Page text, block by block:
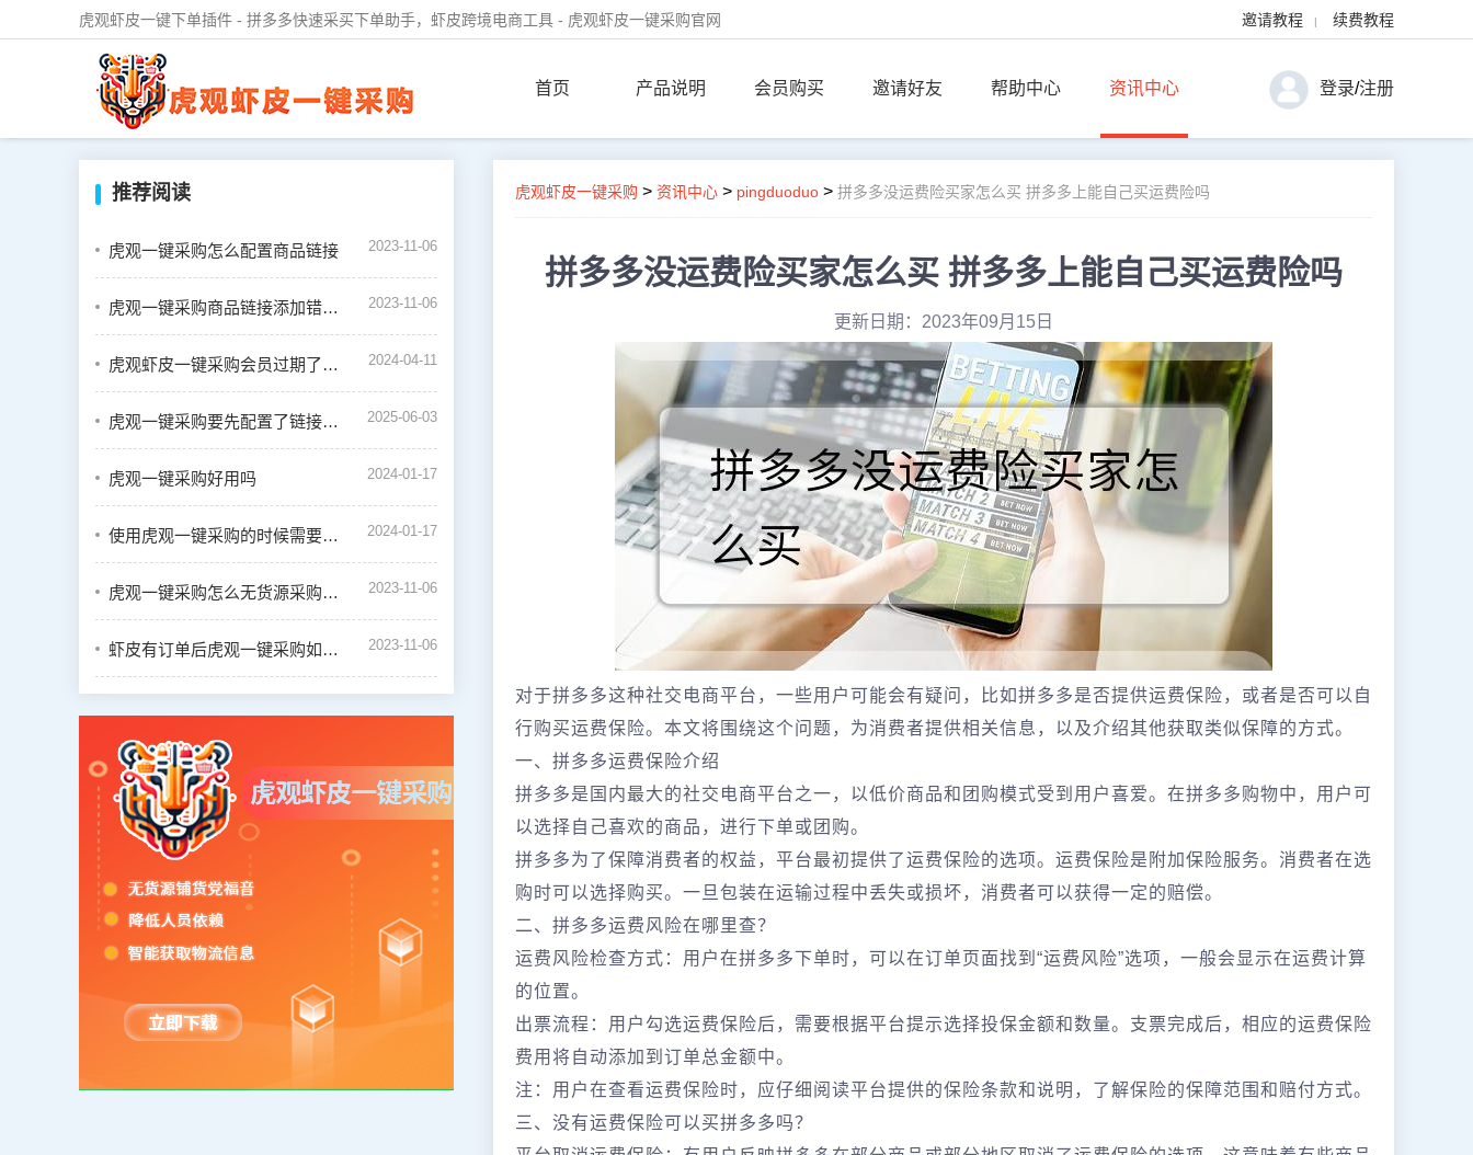
虎观虾皮一键下单插件 - 拼多多快速采买下单助手，虾皮跨境电商工具 - 虎观虾皮一键采购官网 邀请教程 | 续费教程
首页 产品说明 会员购买 邀请好友 帮助中心 资讯中心 登录/注册
推荐阅读
虎观一键采购怎么配置商品链接 2023-11-06
虎观一键采购商品链接添加错误怎么办 2023-11-06
虎观虾皮一键采购会员过期了怎么续费 2024-04-11
虎观一键采购要先配置了链接才能一键下单吗 2025-06-03
虎观一键采购好用吗 2024-01-17
使用虎观一键采购的时候需要绑定虾皮店铺吗 2024-01-17
虎观一键采购怎么无货源采购虾皮订单 2023-11-06
虾皮有订单后虎观一键采购如何下单 2023-11-06
虎观虾皮一键采购 > 资讯中心 > pingduoduo > 拼多多没运费险买家怎么买 拼多多上能自己买运费险吗
拼多多没运费险买家怎么买 拼多多上能自己买运费险吗
更新日期：2023年09月15日
对于拼多多这种社交电商平台，一些用户可能会有疑问，比如拼多多是否提供运费保险，或者是否可以自
行购买运费保险。本文将围绕这个问题，为消费者提供相关信息，以及介绍其他获取类似保障的方式。
一、拼多多运费保险介绍
拼多多是国内最大的社交电商平台之一，以低价商品和团购模式受到用户喜爱。在拼多多购物中，用户可
以选择自己喜欢的商品，进行下单或团购。
拼多多为了保障消费者的权益，平台最初提供了运费保险的选项。运费保险是附加保险服务。消费者在选
购时可以选择购买。一旦包装在运输过程中丢失或损坏，消费者可以获得一定的赔偿。
二、拼多多运费风险在哪里查？
运费风险检查方式：用户在拼多多下单时，可以在订单页面找到“运费风险”选项，一般会显示在运费计算
的位置。
出票流程：用户勾选运费保险后，需要根据平台提示选择投保金额和数量。支票完成后，相应的运费保险
费用将自动添加到订单总金额中。
注：用户在查看运费保险时，应仔细阅读平台提供的保险条款和说明，了解保险的保障范围和赔付方式。
三、没有运费保险可以买拼多多吗？